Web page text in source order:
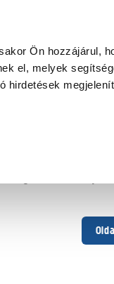
Ön hozzájárul,
el, melyek
hirdetések